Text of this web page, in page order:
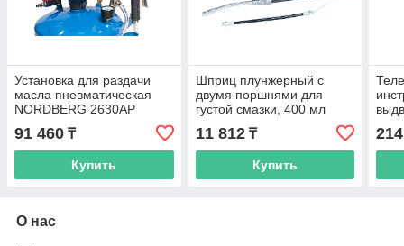
Установка для раздачи
масла пневматическая
NORDBERG 2630AP
91 460 ₸
Купить
Шприц плунжерный с
двумя поршнями для
густой смазки, 400 мл
NORDBERG NO2402
11 812₸
Купить
О нас